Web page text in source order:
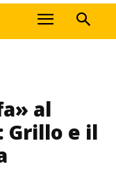
al
Grillo e il